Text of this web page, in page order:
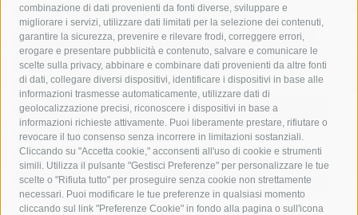
combinazione di dati provenienti da fonti diverse, sviluppare e
migliorare i servizi, utilizzare dati limitati per la selezione dei contenuti,
garantire la sicurezza, prevenire e rilevare frodi, correggere errori,
erogare e presentare pubblicità e contenuto, salvare e comunicare le
scelte sulla privacy, abbinare e combinare dati provenienti da altre fonti
di dati, collegare diversi dispositivi, identificare i dispositivi in base alle
informazioni trasmesse automaticamente, utilizzare dati di
geolocalizzazione precisi, riconoscere i dispositivi in base a
informazioni richieste attivamente. Puoi liberamente prestare, rifiutare o
revocare il tuo consenso senza incorrere in limitazioni sostanziali.
Cliccando su "Accetta cookie," acconsenti all'uso di cookie e strumenti
simili. Utilizza il pulsante "Gestisci Preferenze" per personalizzare le tue
scelte o "Rifiuta tutto" per proseguire senza cookie non strettamente
necessari. Puoi modificare le tue preferenze in qualsiasi momento
cliccando sul link "Preferenze Cookie" in fondo alla pagina o sull'icona
costiera amalfitana
covid-19 eav
elezioni
fondazione sorrento
gori guardia costiera
incidente
lavori
lorenzo balducelli mare
massa lubrense
massimo coppola
Meta napoli
ordinanza
penisola sorrentina
piano di sorrento
polizia municipale
protezione civile
Regione Campania
sant'agnello
sindaco cuomo
sorrento studenti temporali
treni
turismo
Vico Equense villa fiorentino vincenzo de luca